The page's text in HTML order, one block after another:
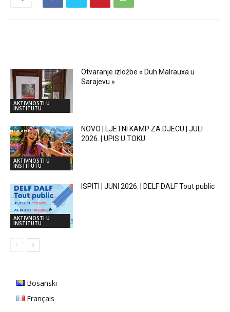
AKTIVNOSTI U
INSTITUTU
Otvaranje izložbe « Duh Malrauxa u
Sarajevu »
AKTIVNOSTI U
INSTITUTU
NOVO | LJETNI KAMP ZA DJECU | JULI
2026. | UPIS U TOKU
AKTIVNOSTI U
INSTITUTU
ISPITI | JUNI 2026. | DELF DALF Tout public
Bosanski
Français